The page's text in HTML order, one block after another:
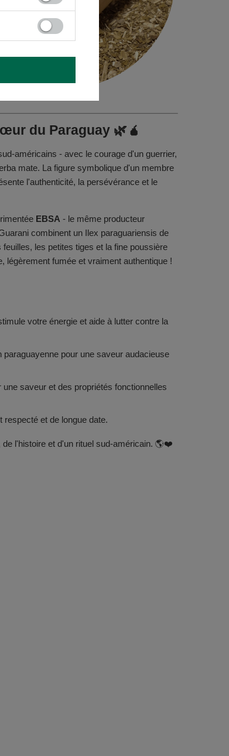
du Paraguay 🌿🧉
américains - avec le courage d'un guerrier,
mate. La figure symbolique d'un membre
l'authenticité, la persévérance et le
EBSA - le même producteur
combinent un Ilex paraguariensis de
les petites tiges et la fine poussière
légèrement fumée et vraiment authentique !
votre énergie et aide à lutter contre la
pour une saveur audacieuse
saveur et des propriétés fonctionnelles
respecté et de longue date.
l'histoire et d'un rituel sud-américain. 🌎❤️